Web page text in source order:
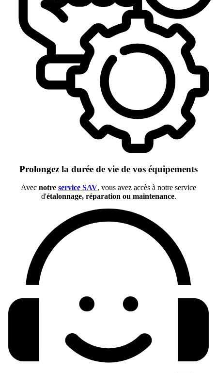
Prolongez la durée de vie de vos équipements
Avec notre service SAV, vous avez accès à notre service
d'étalonnage, réparation ou maintenance.